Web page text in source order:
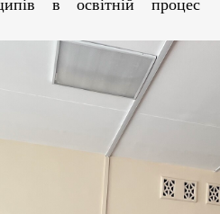
в освітній процес